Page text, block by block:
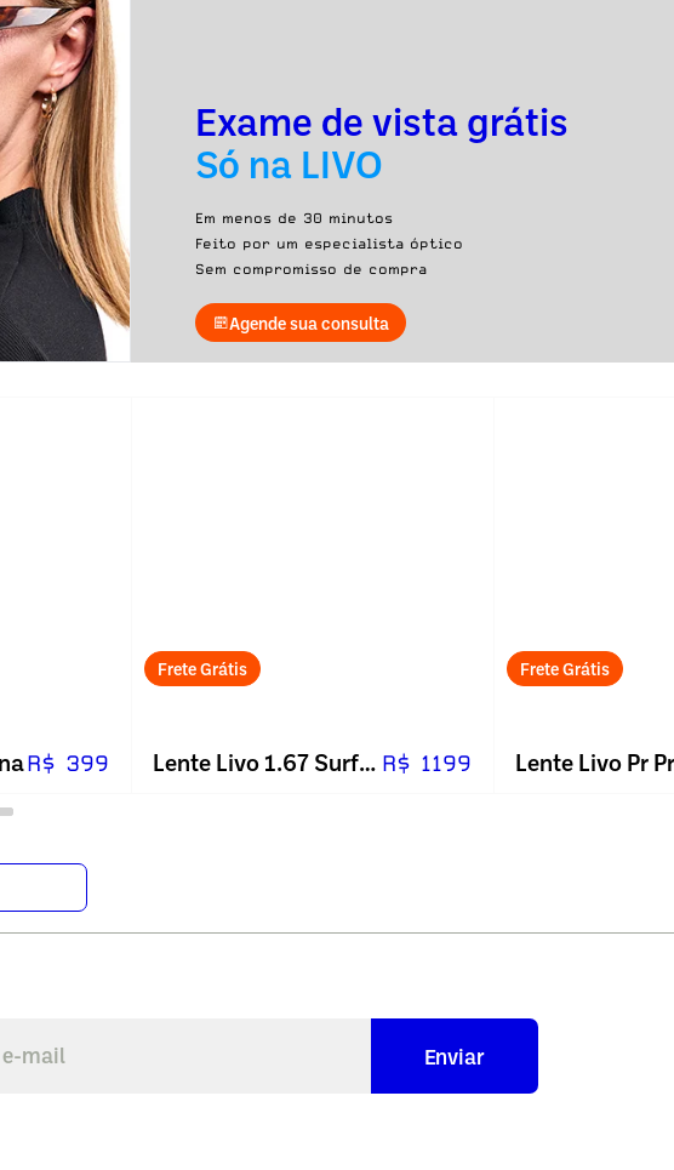
Exame de vista grátis
Só na LIVO
Em menos de 30 minutos
Feito por um especialista óptico
Sem compromisso de compra
Agende sua consulta
R$ 399
Frete Grátis
Lente Livo 1.67 Surfaçada R$ 1199
Frete Grátis
Enviar